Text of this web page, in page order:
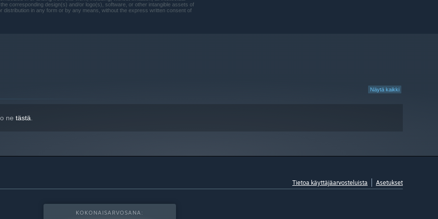
versioita.
corresponding design(s) and/or logo(s), software, or other intangible assets of
in any form or by any means, without the express written consent of
Näytä kaikki
ne tästä.
Tietoa käyttäjäarvosteluista Asetukset
KOKONAISARVOSANA: